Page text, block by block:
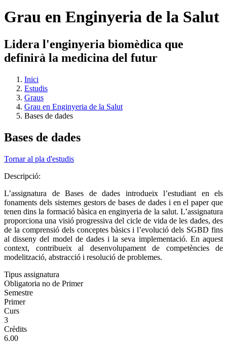
Grau en Enginyeria de la Salut
Lidera l'enginyeria biomèdica que
definirà la medicina del futur
Inici
Estudis
Graus
Grau en Enginyeria de la Salut
Bases de dades
Bases de dades
Tornar al pla d'estudis
Descripció:
L’assignatura de Bases de dades introdueix l’estudiant en els
fonaments dels sistemes gestors de bases de dades i en el paper que
tenen dins la formació bàsica en enginyeria de la salut. L’assignatura
proporciona una visió progressiva del cicle de vida de les dades, des
de la comprensió dels conceptes bàsics i l’evolució dels SGBD fins
al disseny del model de dades i la seva implementació. En aquest
context, contribueix al desenvolupament de competències de
modelització, abstracció i resolució de problemes.
Tipus assignatura
Obligatoria no de Primer
Semestre
Primer
Curs
3
Crèdits
6.00